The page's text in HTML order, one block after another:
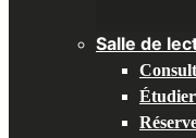
Salle de